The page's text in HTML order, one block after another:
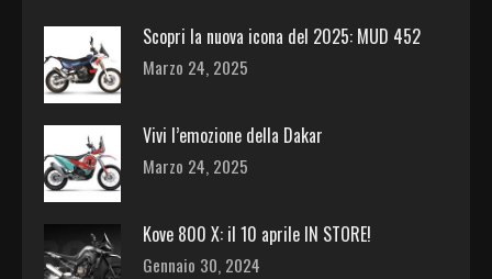
Scopri la nuova icona del 2025: MUD 452
Marzo 24, 2025
Vivi l’emozione della Dakar
Marzo 24, 2025
Kove 800 X: il 10 aprile IN STORE!
Gennaio 30, 2024